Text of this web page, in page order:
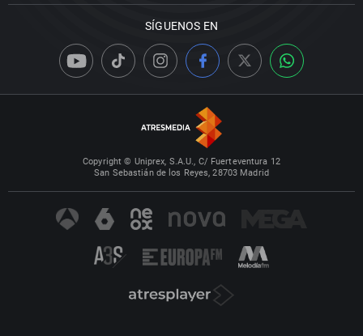
SÍGUENOS EN
Copyright © Uniprex, S.A.U., C/ Fuerteventura 12
San Sebastián de los Reyes, 28703 Madrid